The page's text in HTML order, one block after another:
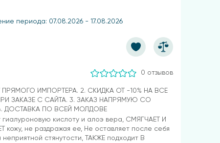
периода: 07.08.2026 - 17.08.2026
0 отзывов
ПРЯМОГО ИМПОРТЕРА. 2. СКИДКА ОТ -10% НА ВСЕ
ЗАКАЗЕ С САЙТА. 3. ЗАКАЗ НАПРЯМУЮ СО
ДОСТАВКА ПО ВСЕЙ МОЛДОВЕ
кислоту и алоэ вера, СМЯГЧАЕТ И
кожу, не раздражая ее, Не оставляет после себя
стянутости, ТАКЖЕ подходит В